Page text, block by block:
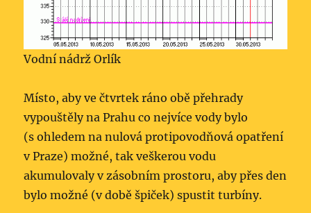
Vodní nádrž Orlík
Místo, aby ve čtvrtek ráno obě přehrady
vypouštěly na Prahu co nejvíce vody bylo
(s ohledem na nulová protipovodňová opatření
v Praze) možné, tak veškerou vodu
akumulovaly v zásobním prostoru, aby přes den
bylo možné (v době špiček) spustit turbíny.